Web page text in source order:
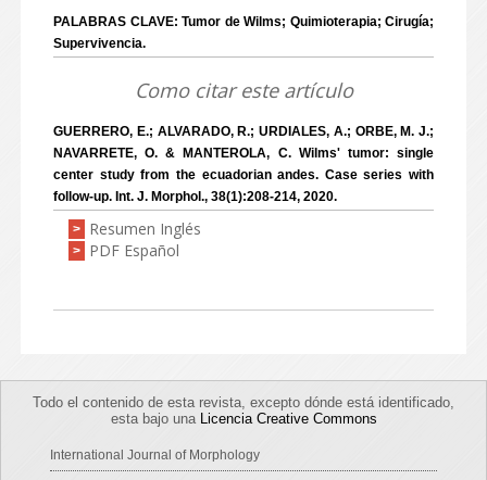
PALABRAS CLAVE: Tumor de Wilms; Quimioterapia; Cirugía;
Supervivencia.
Como citar este artículo
GUERRERO, E.; ALVARADO, R.; URDIALES, A.; ORBE, M. J.;
NAVARRETE, O. & MANTEROLA, C. Wilms' tumor: single
center study from the ecuadorian andes. Case series with
follow-up. Int. J. Morphol., 38(1):208-214, 2020.
> Resumen Inglés
> PDF Español
Todo el contenido de esta revista, excepto dónde está identificado,
esta bajo una Licencia Creative Commons
International Journal of Morphology